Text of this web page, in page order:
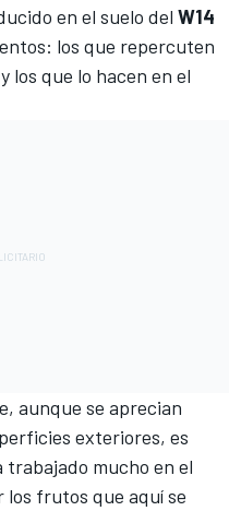
en el suelo del W14
los que repercuten
los que lo hacen en el
aunque se aprecian
exteriores, es
trabajado mucho en el
los frutos que aquí se